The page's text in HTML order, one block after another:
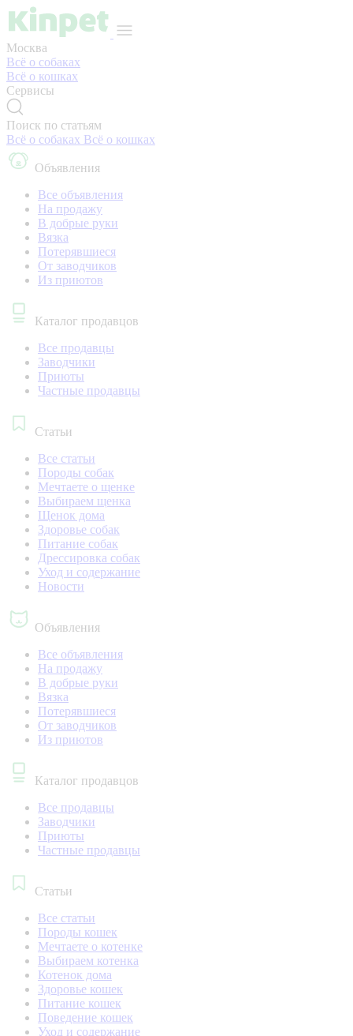
Москва
Всё о собаках
Всё о кошках
Сервисы
Поиск по статьям
Всё о собаках Всё о кошках
Объявления
Все объявления
На продажу
В добрые руки
Вязка
Потерявшиеся
От заводчиков
Из приютов
Каталог продавцов
Все продавцы
Заводчики
Приюты
Частные продавцы
Статьи
Все статьи
Породы собак
Мечтаете о щенке
Выбираем щенка
Щенок дома
Здоровье собак
Питание собак
Дрессировка собак
Уход и содержание
Новости
Объявления
Все объявления
На продажу
В добрые руки
Вязка
Потерявшиеся
От заводчиков
Из приютов
Каталог продавцов
Все продавцы
Заводчики
Приюты
Частные продавцы
Статьи
Все статьи
Породы кошек
Мечтаете о котенке
Выбираем котенка
Котенок дома
Здоровье кошек
Питание кошек
Поведение кошек
Уход и содержание